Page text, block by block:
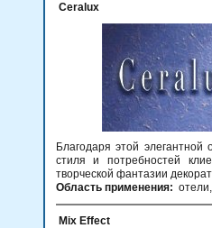
Ceralux
Благодаря этой
стиля и потребностей
творческой фантазии
Область применения:
Mix Effect